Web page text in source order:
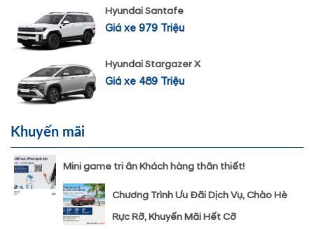
Hyundai Santafe
Giá xe 979 Triệu
Hyundai Stargazer X
Giá xe 489 Triệu
Khuyến mãi
Mini game tri ân Khách hàng thân thiết!
Chương Trình Ưu Đãi Dịch Vụ, Chào Hè
Rực Rỡ, Khuyến Mãi Hết Cỡ